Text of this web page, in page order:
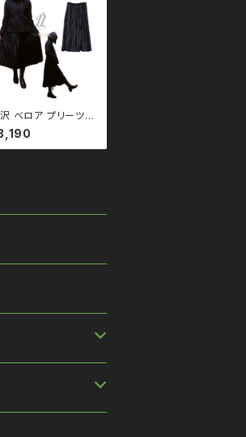
ベロア プリーツ
ート qbo110010